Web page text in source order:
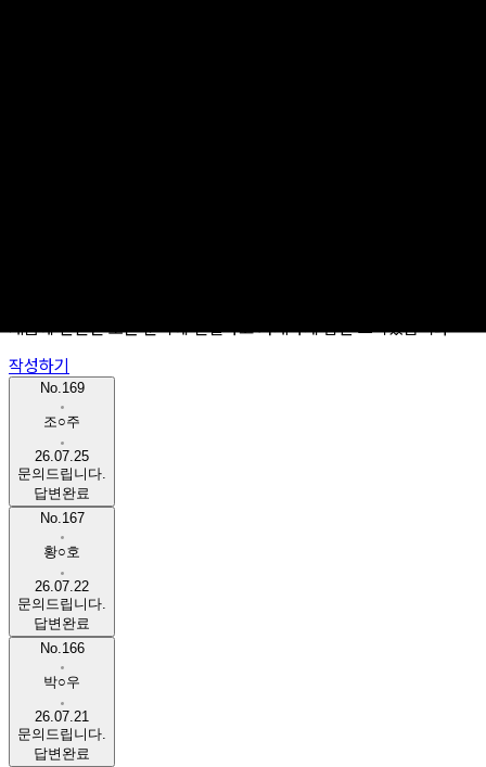
제품에 관련된 모든 문의에 친절하고 자세하게 답변 드리겠습니다
작성하기
No.169
조○주
26.07.25
문의드립니다.
답변완료
No.167
황○호
26.07.22
문의드립니다.
답변완료
No.166
박○우
26.07.21
문의드립니다.
답변완료